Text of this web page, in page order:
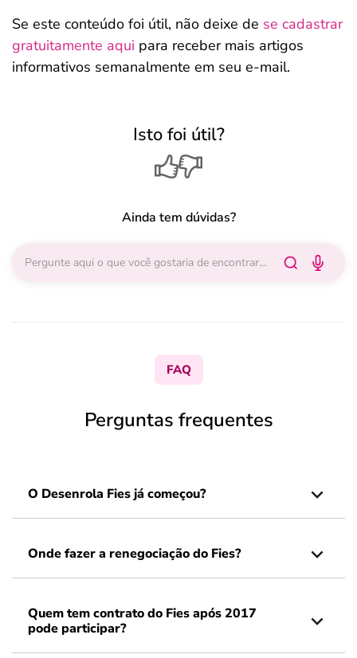
Se este conteúdo foi útil, não deixe de se cadastrar
gratuitamente aqui para receber mais artigos
informativos semanalmente em seu e-mail.
Isto foi útil?
Ainda tem dúvidas?
FAQ
Perguntas frequentes
O Desenrola Fies já começou?
Onde fazer a renegociação do Fies?
Quem tem contrato do Fies após 2017
pode participar?